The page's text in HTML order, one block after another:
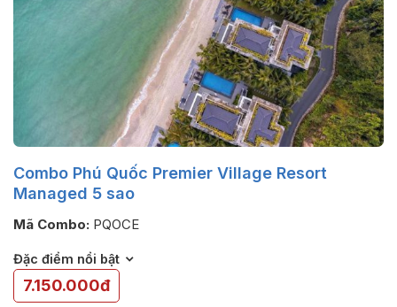
Combo Phú Quốc Premier Village Resort
Managed 5 sao
Mã Combo: PQOCE
Đặc điểm nổi bật
7.150.000đ